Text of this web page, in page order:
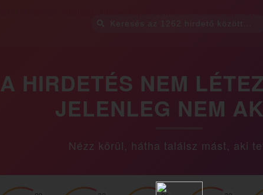
A HIRDETÉS NEM
JELENLEG NEM
Nézz körül, hátha találsz mást, aki